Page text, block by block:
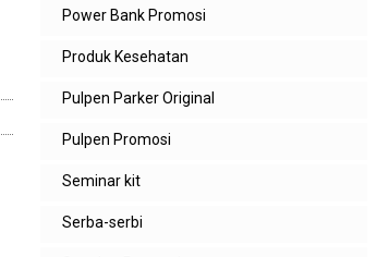
Power Bank Promosi
Produk Kesehatan
Pulpen Parker Original
Pulpen Promosi
Seminar kit
Serba-serbi